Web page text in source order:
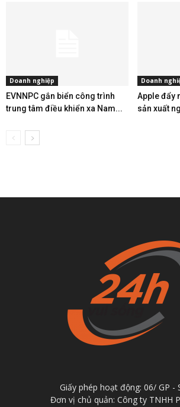
Doanh nghiệp
EVNNPC gắn biển công trình
trung tâm điều khiển xa Nam...
Doanh
Apple đẩy
sản xuất
Giấy phép hoạt động: 06/ GP -
Đơn vị chủ quản: Công ty TNHH